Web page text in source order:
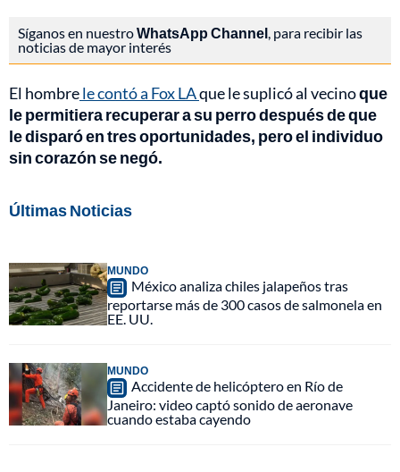
Síganos en nuestroWhatsApp Channel, para recibir las
noticias de mayor interés
El hombrele contó a Fox LAque le suplicó al vecinoque
le permitiera recuperar a su perro después de que
le disparó en tres oportunidades, pero el individuo
sin corazón se negó.
Últimas Noticias
MUNDO
México analiza chiles jalapeños tras
reportarse más de 300 casos de salmonela en
EE. UU.
MUNDO
Accidente de helicóptero en Río de
Janeiro: video captó sonido de aeronave
cuando estaba cayendo